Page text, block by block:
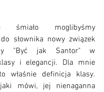
śmiało moglibyśmy
słownika nowy związek
"Być jak Santor" w
i elegancji. Dla mnie
właśnie definicja klasy.
mówi, jej nienaganna